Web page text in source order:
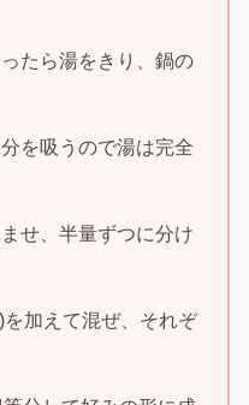
たら湯をきり、鍋の
を吸うので湯は完全
せ、半量ずつに分け
を加えて混ぜ、それぞ